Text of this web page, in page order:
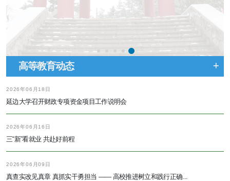
高等教育动态
2026年06月18日
延边大学召开财政专项资金项目工作说明会
2026年06月16日
三“新”看就业 共赴好前程
2026年06月09日
真查实改见真章 真抓实干勇担当 —— 高校推进树立和践行正确...